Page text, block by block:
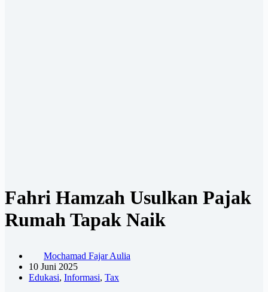
Fahri Hamzah Usulkan Pajak
Rumah Tapak Naik
Mochamad Fajar Aulia
10 Juni 2025
Edukasi, Informasi, Tax